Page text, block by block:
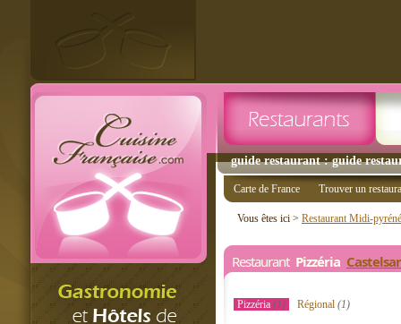
guide restaurant : guide
Carte de France Trouver un
Vous êtes ici > Restaurant Midi-
Restaurant Pizzéria
Pizzéria (1) Régional(1)